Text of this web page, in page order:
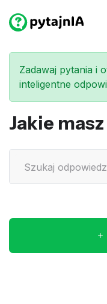
Zadawaj pytania i
inteligentne
Jakie masz